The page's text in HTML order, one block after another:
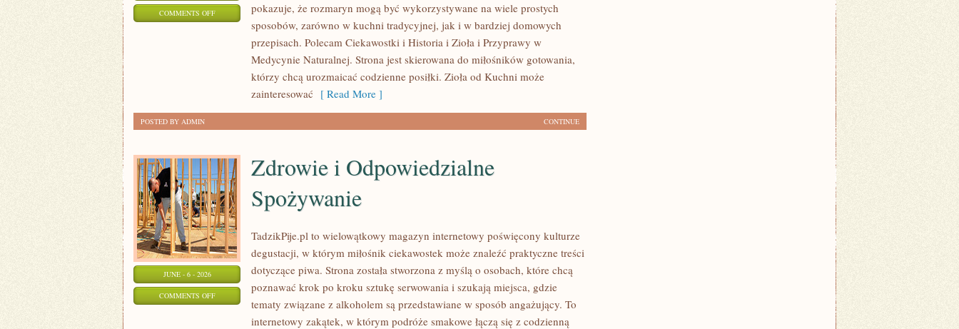
COMMENTS OFFON
PRZYPRAW
pokazuje, że rozmaryn mogą być wykorzystywane na wiele prostych
sposobów, zarówno w kuchni tradycyjnej, jak i w bardziej domowych
przepisach. Polecam Ciekawostki i Historia i Zioła i Przyprawy w
Medycynie Naturalnej. Strona jest skierowana do miłośników gotowania,
którzy chcą urozmaicać codzienne posiłki. Zioła od Kuchni może
zainteresować [ Read More ]
CONTINUE
POSTED BY ADMIN
JUNE - 6 - 2026
COMMENTS OFFON
Zdrowie i Odpowiedzialne
Spożywanie
TadzikPije.pl to wielowątkowy magazyn internetowy poświęcony kulturze
degustacji, w którym miłośnik ciekawostek może znaleźć praktyczne treści
dotyczące piwa. Strona została stworzona z myślą o osobach, które chcą
poznawać krok po kroku sztukę serwowania i szukają miejsca, gdzie
tematy związane z alkoholem są przedstawiane w sposób angażujący. To
internetowy zakątek, w którym podróże smakowe łączą się z codzienną